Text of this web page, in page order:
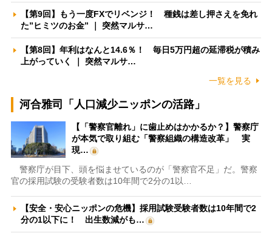
【第9回】もう一度FXでリベンジ！ 種銭は差し押さえを免れ
た”ヒミツのお金” ｜ 突然マルサ…
【第8回】年利はなんと14.6％！ 毎日5万円超の延滞税が積み
上がっていく ｜ 突然マルサ…
一覧を見る
河合雅司「人口減少ニッポンの活路」
【「警察官離れ」に歯止めはかかるか？】警察庁
が本気で取り組む「警察組織の構造改革」 実
現…
警察庁が目下、頭を悩ませているのが「警察官不足」だ。警察
官の採用試験の受験者数は10年間で2分の1以…
【安全・安心ニッポンの危機】採用試験受験者数は10年間で2
分の1以下に！ 出生数減がも…